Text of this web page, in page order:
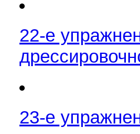
22-е
23-е